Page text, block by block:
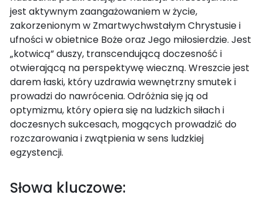
jest aktywnym zaangażowaniem w życie,
zakorzenionym w Zmartwychwstałym Chrystusie i
ufności w obietnice Boże oraz Jego miłosierdzie. Jest
„kotwicą” duszy, transcendującą doczesność i
otwierającą na perspektywę wieczną. Wreszcie jest
darem łaski, który uzdrawia wewnętrzny smutek i
prowadzi do nawrócenia. Odróżnia się ją od
optymizmu, który opiera się na ludzkich siłach i
doczesnych sukcesach, mogących prowadzić do
rozczarowania i zwątpienia w sens ludzkiej
egzystencji.
Słowa kluczowe: